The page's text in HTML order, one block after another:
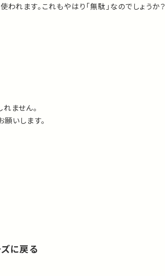
れます。これもやはり「無駄」なのでしょうか？
ません。
いします。
に戻る